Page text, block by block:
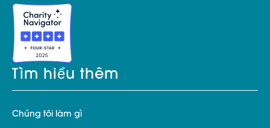
Tìm hiểu thêm
Chúng tôi làm gì